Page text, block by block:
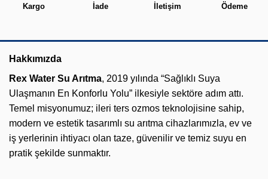
Kargo
İade
İletişim
Ödeme
Hakkımızda
Rex Water Su Arıtma, 2019 yılında “Sağlıklı Suya
Ulaşmanın En Konforlu Yolu” ilkesiyle sektöre adım attı.
Temel misyonumuz; ileri ters ozmos teknolojisine sahip,
modern ve estetik tasarımlı su arıtma cihazlarımızla, ev ve
iş yerlerinin ihtiyacı olan taze, güvenilir ve temiz suyu en
pratik şekilde sunmaktır.